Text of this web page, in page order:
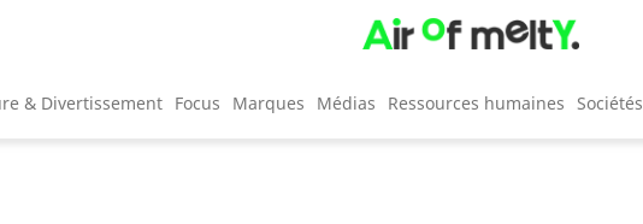
& Divertissement Focus Marques Médias Ressources humaines Sociétés